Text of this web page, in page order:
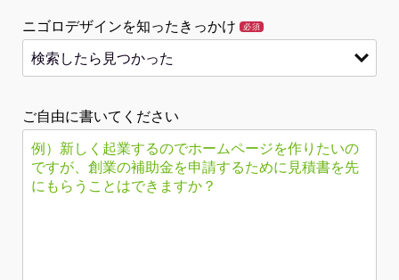
ニゴロデザインを知ったきっかけ 必須
ご自由に書いてください